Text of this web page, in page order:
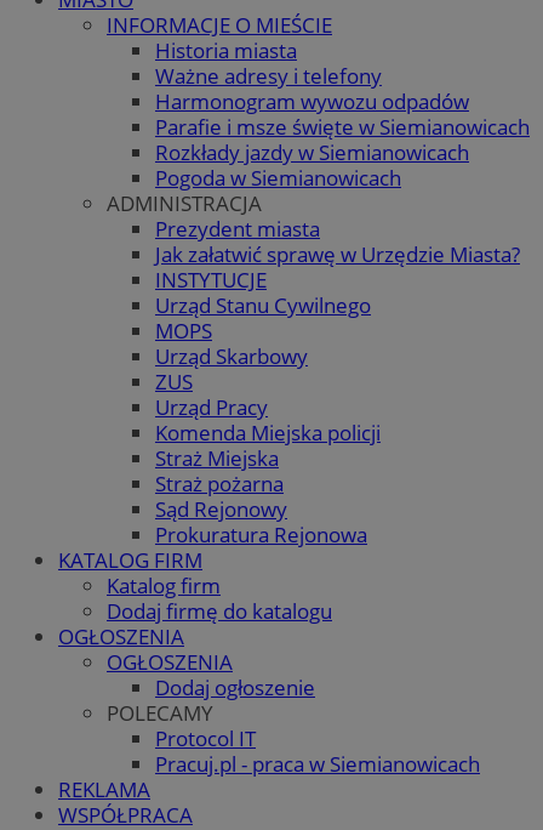
INFORMACJE O MIEŚCIE
Historia miasta
Ważne adresy i telefony
Harmonogram wywozu odpadów
Parafie i msze święte w Siemianowicach
Rozkłady jazdy w Siemianowicach
Pogoda w Siemianowicach
ADMINISTRACJA
Prezydent miasta
Jak załatwić sprawę w Urzędzie Miasta?
INSTYTUCJE
Urząd Stanu Cywilnego
MOPS
Urząd Skarbowy
ZUS
Urząd Pracy
Komenda Miejska policji
Straż Miejska
Straż pożarna
Sąd Rejonowy
Prokuratura Rejonowa
KATALOG FIRM
Katalog firm
Dodaj firmę do katalogu
OGŁOSZENIA
OGŁOSZENIA
Dodaj ogłoszenie
POLECAMY
Protocol IT
Pracuj.pl - praca w Siemianowicach
REKLAMA
WSPÓŁPRACA